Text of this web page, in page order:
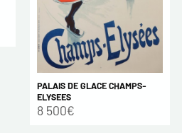
PALAIS DE GLACE CHAMPS-
ELYSEES
8 500€